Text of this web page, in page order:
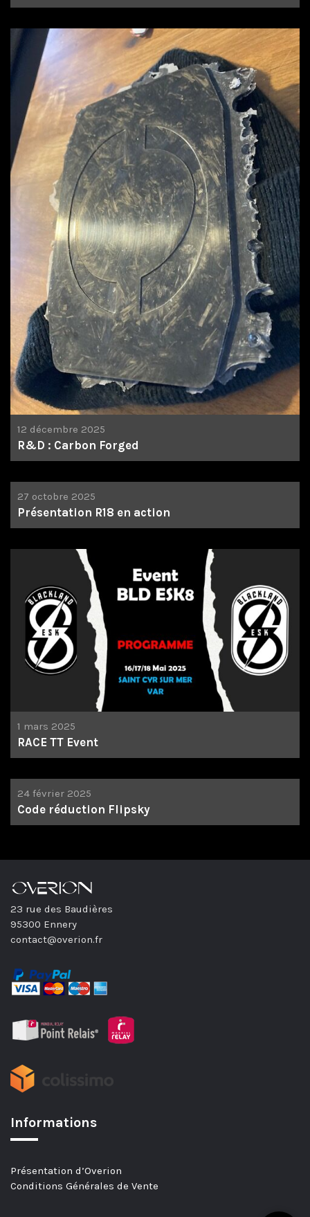
12 décembre 2025
R&D : Carbon Forged
27 octobre 2025
Présentation R18 en action
1 mars 2025
RACE TT Event
24 février 2025
Code réduction Flipsky
23 rue des Baudières
95300 Ennery
contact@overion.fr
Informations
Présentation d’Overion
Conditions Générales de Vente